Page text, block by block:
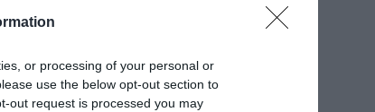
or processing of your personal or
use the below opt-out section to
out request is processed you may
inizio a una
essere un
obiettivo
in prossimità
evolversi
Srl